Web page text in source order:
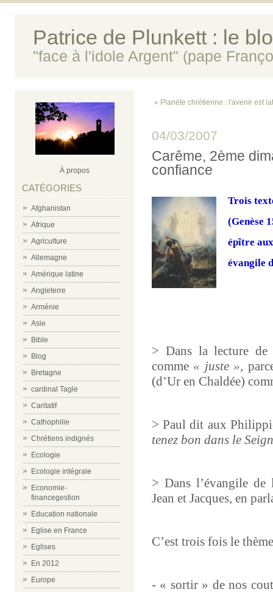
Patrice de Plunkett : le
"face à l'idole Argent" (pape
À propos
CATÉGORIES
Afghanistan
Afrique
Agriculture
Allemagne
Amérique latine
Angleterre
Arménie
Asie
Bible
Blog
Bretagne
cardinal Tagle
Caritatif
Cathophilie
Chrétiens indignés
Ecologie
Ecologie intégrale
Economie-
financegestion
Education nationale
Eglise en France
Eglises
En 2012
Europe
« Planète chrétienne : l'avenir est
04/03/2007
Carême, 2ème
confiance
Trois
(Genèse
épître
évangile
> Dans la lecture de
comme « juste »,
(d’Ur en Chaldée)
> Paul dit aux
tenez bon dans le
> Dans l’évangile
Jean et Jacques, en
C’est trois fois le
- « sortir » de nos